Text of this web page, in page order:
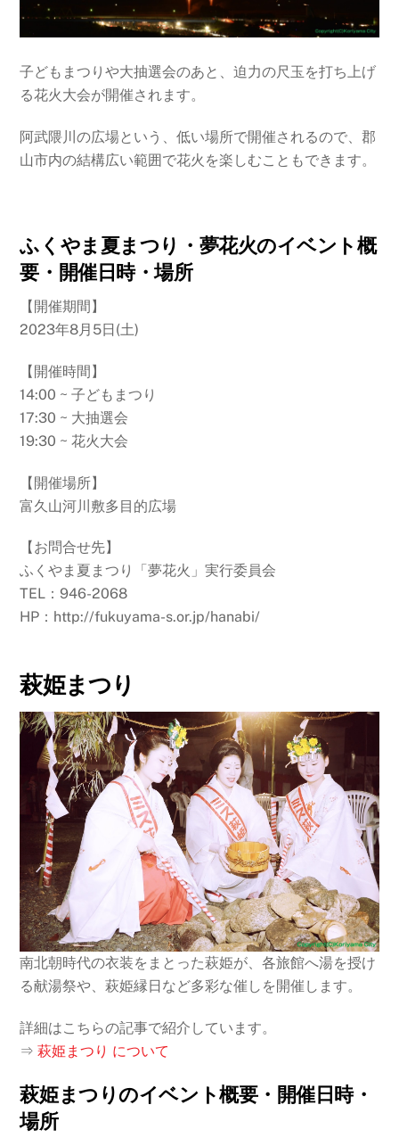
子どもまつりや大抽選会のあと、迫力の尺玉を打ち上げ
る花火大会が開催されます。
阿武隈川の広場という、低い場所で開催されるので、郡
山市内の結構広い範囲で花火を楽しむこともできます。
ふくやま夏まつり・夢花火のイベント概
要・開催日時・場所
【開催期間】
2023年8月5日(土)
【開催時間】
14:00 ~ 子どもまつり
17:30 ~ 大抽選会
19:30 ~ 花火大会
【開催場所】
富久山河川敷多目的広場
【お問合せ先】
ふくやま夏まつり「夢花火」実行委員会
TEL：946-2068
HP：http://fukuyama-s.or.jp/hanabi/
萩姫まつり
南北朝時代の衣装をまとった萩姫が、各旅館へ湯を授け
る献湯祭や、萩姫縁日など多彩な催しを開催します。
詳細はこちらの記事で紹介しています。
⇒萩姫まつり について
萩姫まつりのイベント概要・開催日時・
場所